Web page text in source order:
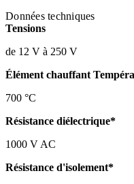
Données techniques
Tensions
de 12 V à 250 V
Élément chauffant
700 °C
Résistance diélectrique*
1000 V AC
Résistance d'isolement*